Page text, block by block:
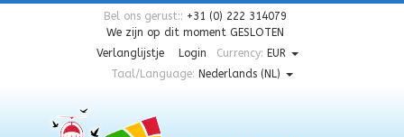
Bel ons gerust:: +31 (0) 222 314079
We zijn op dit moment GESLOTEN
Verlanglijstje
Login Currency: EUR
Taal/Language: Nederlands (NL)